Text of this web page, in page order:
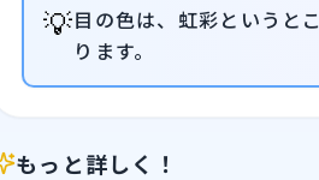
💡目の色は、虹彩というと
ります。
もっと詳しく！